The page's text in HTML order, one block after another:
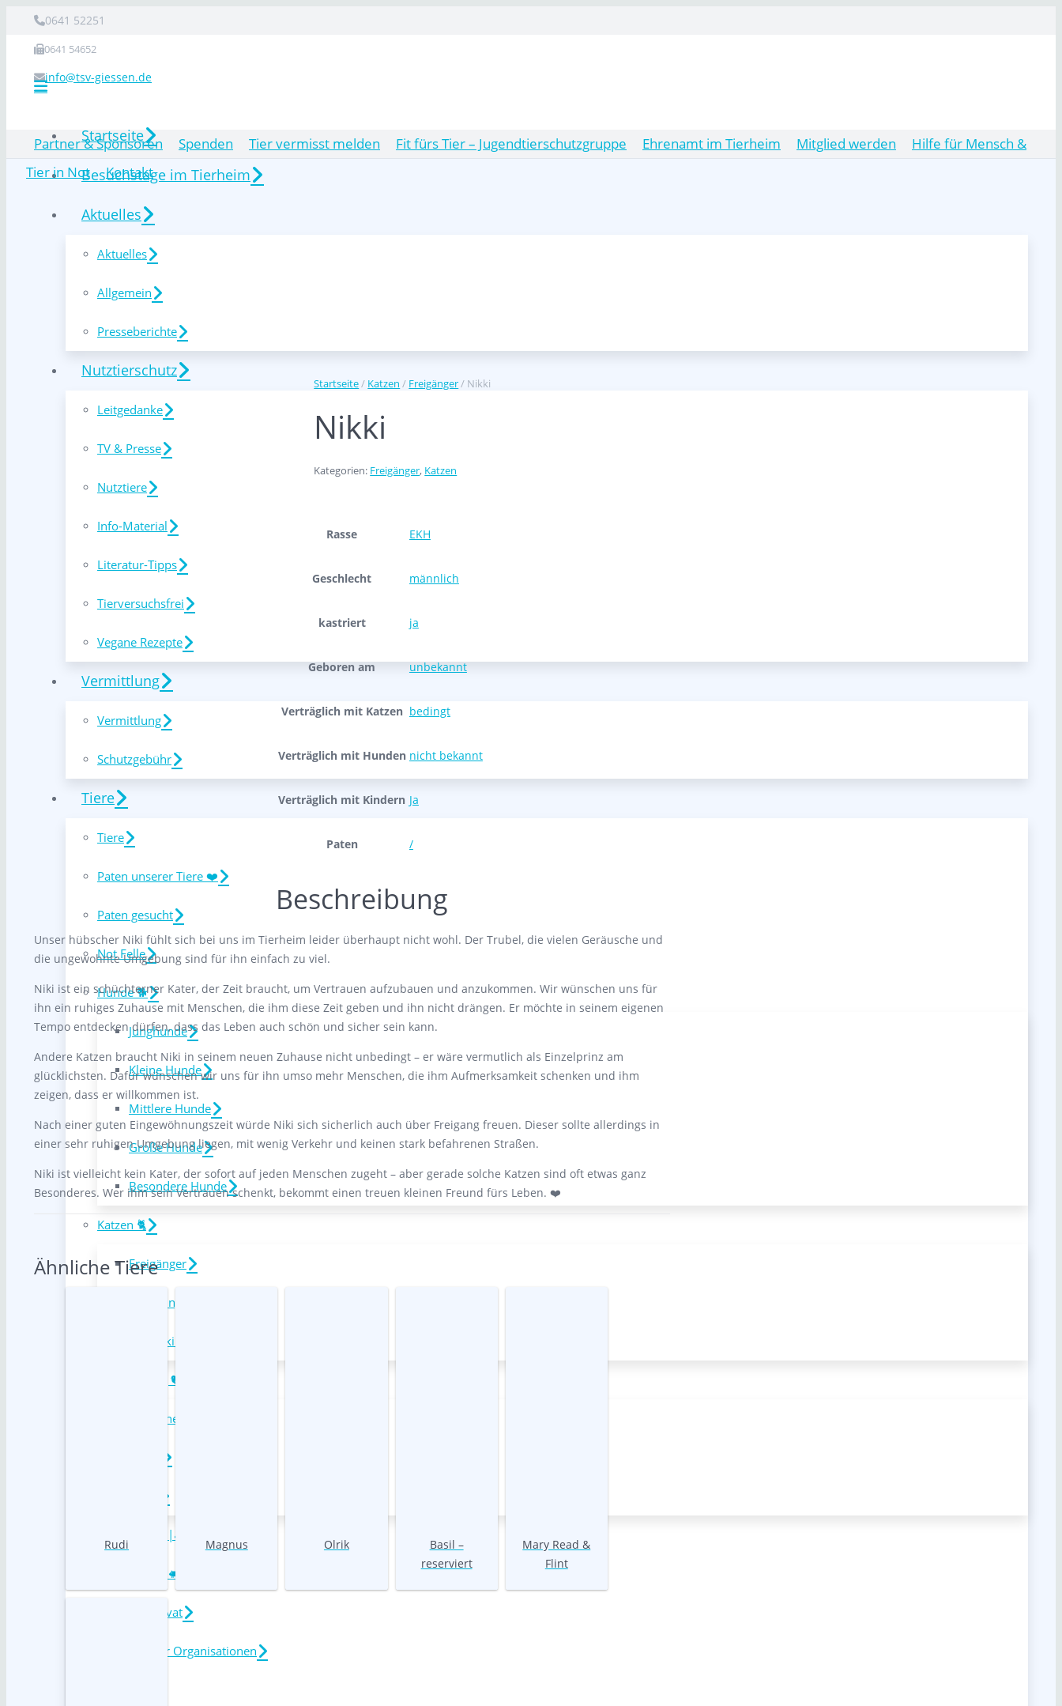
0641 52251
0641 54652
info@tsv-giessen.de
Startseite
Besuchstage im Tierheim
Aktuelles
Aktuelles
Allgemein
Presseberichte
Nutztierschutz
Leitgedanke
TV & Presse
Nutztiere
Info-Material
Literatur-Tipps
Tierversuchsfrei
Vegane Rezepte
Vermittlung
Vermittlung
Schutzgebühr
Tiere
Tiere
Paten unserer Tiere ❤️
Paten gesucht
Not Felle
Hunde 🐕
Junghunde
Kleine Hunde
Mittlere Hunde
Große Hunde
Besondere Hunde
Katzen 🐈
Freigänger
Wohnungskatzen
Katzenkinder
Kleintiere 🐇|🐦|🐹
Kaninchen
Exoten 🐍|🦝|🐢
Nutztiere 🐄|🐖
Tiere von Privat
Tiere anderer Organisationen
Partner & Sponsoren Spenden Tier vermisst melden Fit fürs Tier – Jugendtierschutzgruppe Ehrenamt im Tierheim Mitglied werden
Hilfe für Mensch &
Tier in Not
Kontakt
Startseite/ Katzen / Freigänger/ Nikki
Nikki
Kategorien: Freigänger, Katzen
Rasse EKH
Geschlecht männlich
kastriert ja
Geboren am unbekannt
Verträglich mit Katzen bedingt
Verträglich mit Hunden nicht bekannt
Verträglich mit Kindern Ja
Paten /
Beschreibung
Unser hübscher Niki fühlt sich bei uns im Tierheim leider überhaupt nicht wohl. Der Trubel, die vielen Geräusche und
die ungewohnte Umgebung sind für ihn einfach zu viel.
Niki ist ein schüchterner Kater, der Zeit braucht, um Vertrauen aufzubauen und anzukommen. Wir wünschen uns für
ihn ein ruhiges Zuhause mit Menschen, die ihm diese Zeit geben und ihn nicht drängen. Er möchte in seinem eigenen
Tempo entdecken dürfen, dass das Leben auch schön und sicher sein kann.
Andere Katzen braucht Niki in seinem neuen Zuhause nicht unbedingt – er wäre vermutlich als Einzelprinz am
glücklichsten. Dafür wünschen wir uns für ihn umso mehr Menschen, die ihm Aufmerksamkeit schenken und ihm
zeigen, dass er willkommen ist.
Nach einer guten Eingewöhnungszeit würde Niki sich sicherlich auch über Freigang freuen. Dieser sollte allerdings in
einer sehr ruhigen Umgebung liegen, mit wenig Verkehr und keinen stark befahrenen Straßen.
Niki ist vielleicht kein Kater, der sofort auf jeden Menschen zugeht – aber gerade solche Katzen sind oft etwas ganz
Besonderes. Wer ihm sein Vertrauen schenkt, bekommt einen treuen kleinen Freund fürs Leben. ❤️
Ähnliche Tiere
Rudi Magnus Olrik
Basil –
reserviert
Mary Read &
Flint